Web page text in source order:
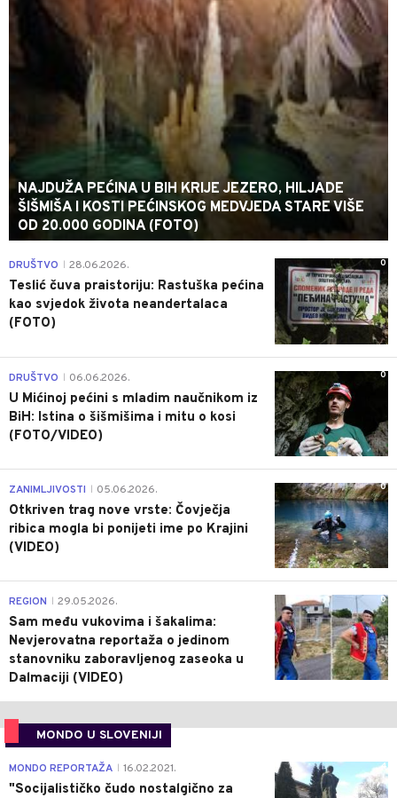
NAJDUŽA PEĆINA U BIH KRIJE JEZERO, HILJADE
ŠIŠMIŠA I KOSTI PEĆINSKOG MEDVJEDA STARE VIŠE
OD 20.000 GODINA (FOTO)
0
DRUŠTVO 28.06.2026.
Teslić čuva praistoriju: Rastuška pećina
kao svjedok života neandertalaca
(FOTO)
0
DRUŠTVO 06.06.2026.
U Mićinoj pećini s mladim naučnikom iz
BiH: Istina o šišmišima i mitu o kosi
(FOTO/VIDEO)
0
ZANIMLJIVOSTI 05.06.2026.
Otkriven trag nove vrste: Čovječja
ribica mogla bi ponijeti ime po Krajini
(VIDEO)
0
REGION 29.05.2026.
Sam među vukovima i šakalima:
Nevjerovatna reportaža o jedinom
stanovniku zaboravljenog zaseoka u
Dalmaciji (VIDEO)
MONDO U SLOVENIJI
4
MONDO REPORTAŽA 16.02.2021.
"Socijalističko čudo nostalgično za